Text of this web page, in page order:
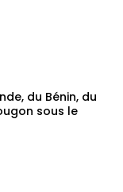
du Bénin, du
sous le